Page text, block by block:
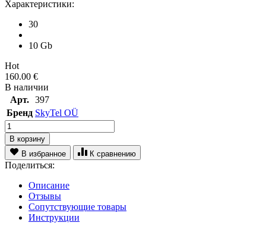
Характеристики:
30
10 Gb
Hot
160.00 €
В наличии
Арт. 397
Бренд SkyTel OÜ
В корзину
В избранное
К сравнению
Поделиться:
Описание
Отзывы
Сопутствующие товары
Инструкции